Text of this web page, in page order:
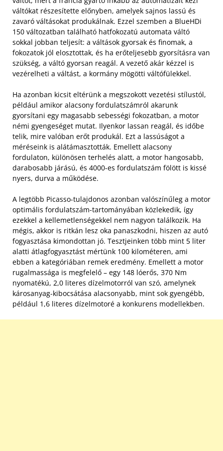
váltókat részesítette előnyben, amelyek sajnos lassú és
zavaró váltásokat produkálnak. Ezzel szemben a BlueHDi
150 változatban található hatfokozatú automata váltó
sokkal jobban teljesít: a váltások gyorsak és finomak, a
fokozatok jól elosztottak, és ha erőteljesebb gyorsításra van
szükség, a váltó gyorsan reagál. A vezető akár kézzel is
vezérelheti a váltást, a kormány mögötti váltófülekkel.
Ha azonban kicsit eltérünk a megszokott vezetési stílustól,
például amikor alacsony fordulatszámról akarunk
gyorsítani egy magasabb sebességi fokozatban, a motor
némi gyengeséget mutat. Ilyenkor lassan reagál, és időbe
telik, mire valóban erőt produkál. Ezt a lassúságot a
méréseink is alátámasztották. Emellett alacsony
fordulaton, különösen terhelés alatt, a motor hangosabb,
darabosabb járású, és 4000-es fordulatszám fölött is kissé
nyers, durva a működése.
A legtöbb Picasso-tulajdonos azonban valószínűleg a motor
optimális fordulatszám-tartományában közlekedik, így
ezekkel a kellemetlenségekkel nem nagyon találkozik. Ha
mégis, akkor is ritkán lesz oka panaszkodni, hiszen az autó
fogyasztása kimondottan jó. Tesztjeinken több mint 5 liter
alatti átlagfogyasztást mértünk 100 kilométeren, ami
ebben a kategóriában remek eredmény. Emellett a motor
rugalmassága is megfelelő – egy 148 lóerős, 370 Nm
nyomatékú, 2,0 literes dízelmotorról van szó, amelynek
károsanyag-kibocsátása alacsonyabb, mint sok gyengébb,
például 1,6 literes dízelmotoré a konkurens modellekben.